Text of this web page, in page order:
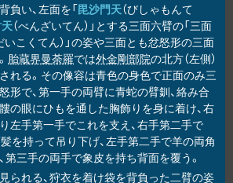
負い、左面を「毘沙門天（びしゃもんて
（べんざいてん）」とする三面六臂の「三面
いこくてん）」の姿や三面とも忿怒形の三面
胎蔵界曼荼羅では外金剛部院の北方（左側）
れる。その像容は青色の身色で正面のみ三
形で、第一手の両臂に青蛇の臂釧、絡み合
の眼にひもを通した胸飾りを身に着け、右
左手第一手でこれを支え、右手第二手で
髪を持って吊り下げ、左手第二手で羊の両角
第三手の両手で象皮を持ち背面を覆う。
られる、狩衣を着け袋を背負った二臂の姿